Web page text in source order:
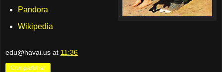
Pandora
Wikipedia
edu@havai.us at 11:36
Compartilhar